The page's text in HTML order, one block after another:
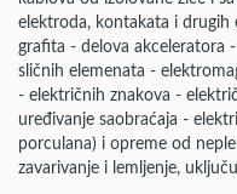
elektroda, kontakata i
grafita - delova akceleratora
sličnih elemenata -
- električnih znakova -
uređivanje saobraćaja -
porculana) i opreme od
zavarivanje i lemljenje,